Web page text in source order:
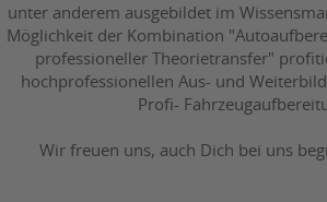
unter anderem ausgebildet im
Möglichkeit der Kombination
professioneller Theorietransfer"
hochprofessionellen Aus- und
Profi-
Wir freuen uns, auch Dich bei uns